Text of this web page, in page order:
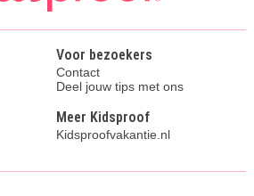
Voor bezoekers
Contact
Deel jouw tips met ons
Meer Kidsproof
Kidsproofvakantie.nl